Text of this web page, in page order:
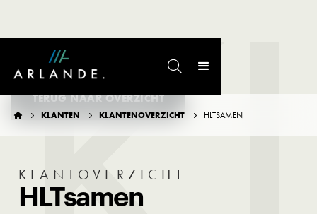

  KLANTEN  KLANTENOVERZICHT  HLTSAMEN
TERUG NAAR OVERZICHT
KLANTOVERZICHT
HLTsamen